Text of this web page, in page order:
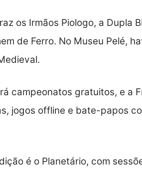
os Irmãos Piologo, a Dupla
de Ferro. No Museu Pelé,
campeonatos gratuitos, e a
jogos offline e bate-papos
é o Planetário, com